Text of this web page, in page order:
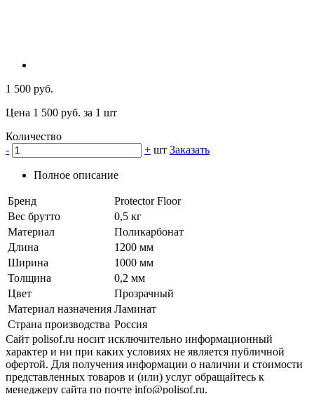
1 500 руб.
Цена 1 500 руб. за 1 шт
Количество
-
+ шт Заказать
Полное описание
Бренд
Protector Floor
Вес брутто
0,5 кг
Материал
Поликарбонат
Длина
1200 мм
Ширина
1000 мм
Толщина
0,2 мм
Цвет
Прозрачный
Материал назначения Ламинат
Страна производства Россия
Сайт polisof.ru носит исключительно информационный
характер и ни при каких условиях не является публичной
офертой. Для получения информации о наличии и стоимости
представленных товаров и (или) услуг обращайтесь к
менеджеру сайта по почте info@polisof.ru.